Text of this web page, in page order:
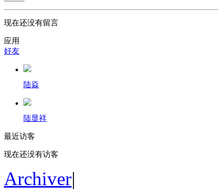
现在还没有留言
应用
好友
陆焱
陆显祥
最近访客
现在还没有访客
Archiver|